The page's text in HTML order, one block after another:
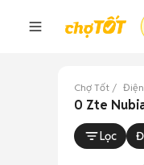
Chợ Tốt
0 Zte
Lọc